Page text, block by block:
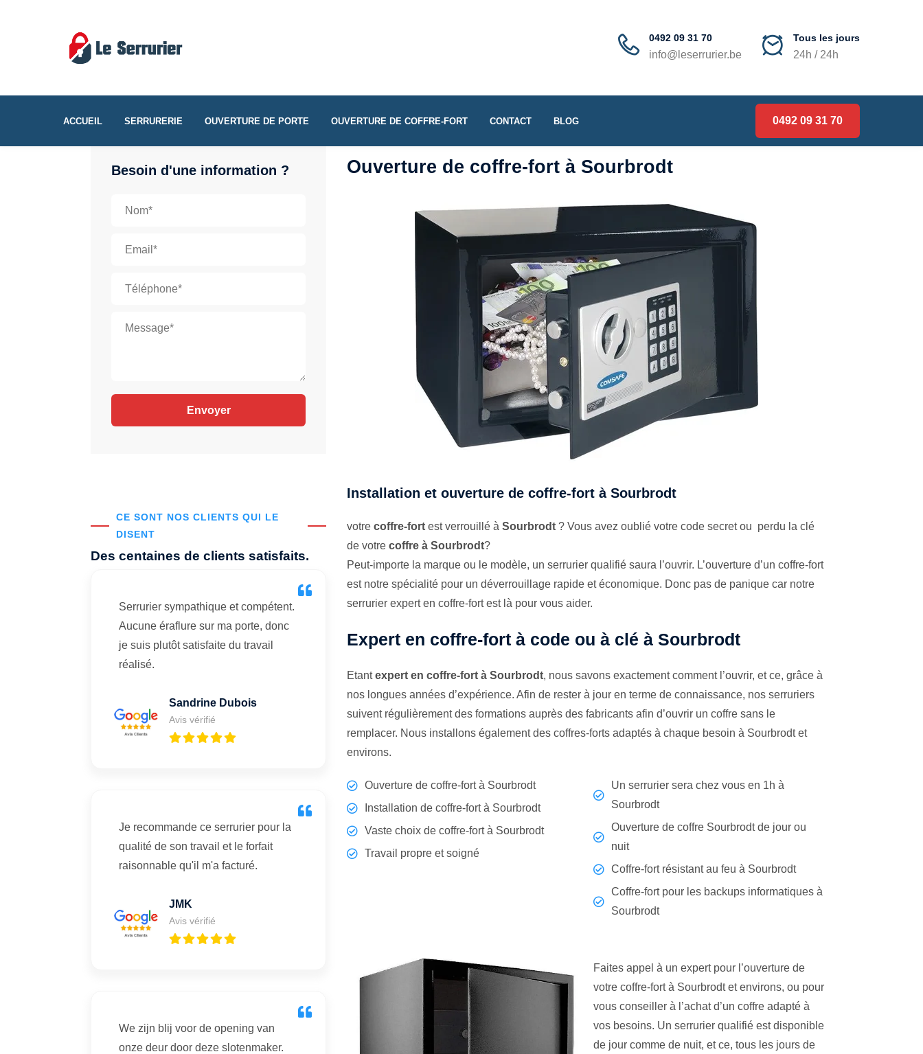
0492 09 31 70
info@leserrurier.be
Tous les jours
24h / 24h
ACCUEIL SERRURERIE OUVERTURE DE PORTE OUVERTURE DE COFFRE-FORT CONTACT BLOG 0492 09 31 70
Besoin d'une information ?
CE SONT NOS CLIENTS QUI LE
DISENT
Des centaines de clients satisfaits.
Serrurier sympathique et compétent.
Aucune éraflure sur ma porte, donc
je suis plutôt satisfaite du travail
réalisé.
Sandrine Dubois
Avis vérifié
Je recommande ce serrurier pour la
qualité de son travail et le forfait
raisonnable qu'il m'a facturé.
JMK
Avis vérifié
We zijn blij voor de opening van
onze deur door deze slotenmaker.
Ouverture de coffre-fort à Sourbrodt
Installation et ouverture de coffre-fort à Sourbrodt
votrecoffre-fort est verrouillé àSourbrodt ? Vous avez oublié votre code secret ou perdu la clé
de votrecoffre à Sourbrodt?
Peut-importe la marque ou le modèle, un serrurier qualifié saura l’ouvrir. L’ouverture d’un coffre-fort
est notre spécialité pour un déverrouillage rapide et économique. Donc pas de panique car notre
serrurier expert en coffre-fort est là pour vous aider.
Expert en coffre-fort à code ou à clé à Sourbrodt
Etantexpert en coffre-fort à Sourbrodt, nous savons exactement comment l’ouvrir, et ce, grâce à
nos longues années d’expérience. Afin de rester à jour en terme de connaissance, nos serruriers
suivent régulièrement des formations auprès des fabricants afin d’ouvrir un coffre sans le
remplacer. Nous installons également des coffres-forts adaptés à chaque besoin à Sourbrodt et
environs.
Ouverture de coffre-fort à Sourbrodt
Installation de coffre-fort à Sourbrodt
Vaste choix de coffre-fort à Sourbrodt
Travail propre et soigné
Un serrurier sera chez vous en 1h à
Sourbrodt
Ouverture de coffre Sourbrodt de jour ou
nuit
Coffre-fort résistant au feu à Sourbrodt
Coffre-fort pour les backups informatiques à
Sourbrodt
Faites appel à un expert pour l’ouverture de
votre coffre-fort à Sourbrodt et environs, ou pour
vous conseiller à l’achat d’un coffre adapté à
vos besoins. Un serrurier qualifié est disponible
de jour comme de nuit, et ce, tous les jours de